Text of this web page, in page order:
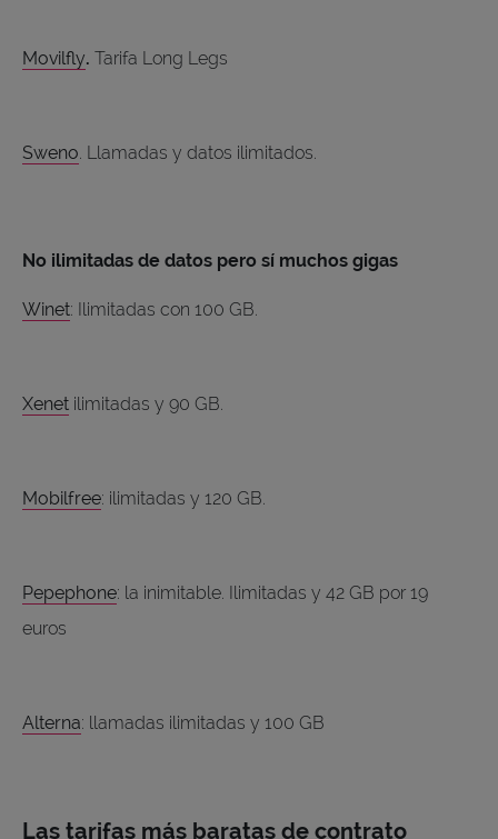
Movilfly. Tarifa Long Legs
Sweno. Llamadas y datos ilimitados.
No ilimitadas de datos pero sí muchos gigas
Winet: Ilimitadas con 100 GB.
Xenet ilimitadas y 90 GB.
Mobilfree: ilimitadas y 120 GB.
Pepephone: la inimitable. Ilimitadas y 42 GB por 19
euros
Alterna: llamadas ilimitadas y 100 GB
Las tarifas más baratas de contrato